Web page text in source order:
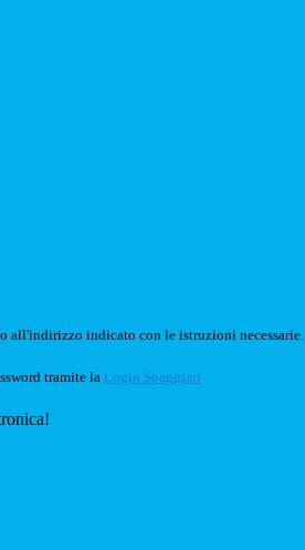
all'indirizzo indicato con le istruzioni necessarie.
tramite la Login Spaggiari